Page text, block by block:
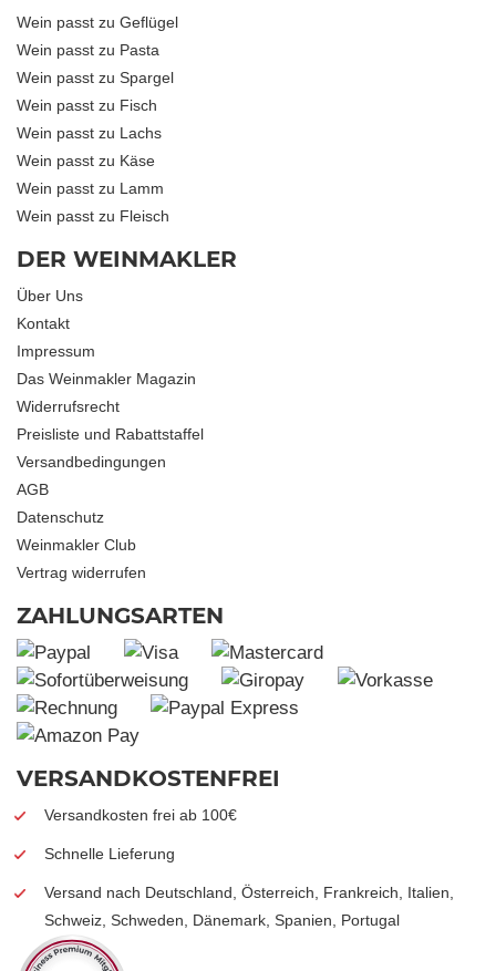
Wein passt zu Geflügel
Wein passt zu Pasta
Wein passt zu Spargel
Wein passt zu Fisch
Wein passt zu Lachs
Wein passt zu Käse
Wein passt zu Lamm
Wein passt zu Fleisch
DER WEINMAKLER
Über Uns
Kontakt
Impressum
Das Weinmakler Magazin
Widerrufsrecht
Preisliste und Rabattstaffel
Versandbedingungen
AGB
Datenschutz
Weinmakler Club
Vertrag widerrufen
ZAHLUNGSARTEN
VERSANDKOSTENFREI
Versandkosten frei ab 100€
Schnelle Lieferung
Versand nach Deutschland, Österreich, Frankreich, Italien,
Schweiz, Schweden, Dänemark, Spanien, Portugal